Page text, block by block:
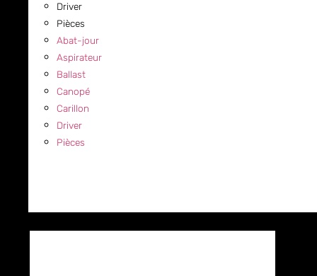
Driver
Pièces
Abat-jour
Aspirateur
Ballast
Canopé
Carillon
Driver
Pièces